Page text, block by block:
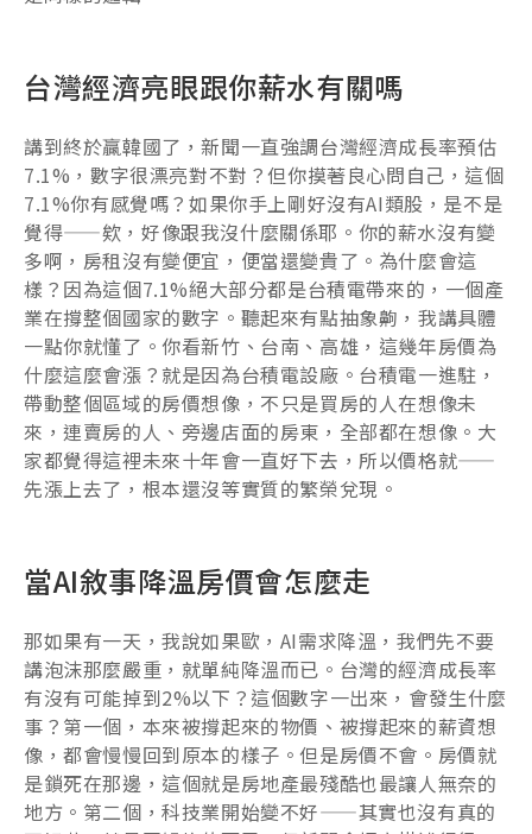
台灣經濟亮眼跟你薪水有關嗎
講到終於贏韓國了，新聞一直強調台灣經濟成長率預估
7.1%，數字很漂亮對不對？但你摸著良心問自己，這個
7.1%你有感覺嗎？如果你手上剛好沒有AI類股，是不是
覺得——欸，好像跟我沒什麼關係耶。你的薪水沒有變
多啊，房租沒有變便宜，便當還變貴了。為什麼會這
樣？因為這個7.1%絕大部分都是台積電帶來的，一個產
業在撐整個國家的數字。聽起來有點抽象齁，我講具體
一點你就懂了。你看新竹、台南、高雄，這幾年房價為
什麼這麼會漲？就是因為台積電設廠。台積電一進駐，
帶動整個區域的房價想像，不只是買房的人在想像未
來，連賣房的人、旁邊店面的房東，全部都在想像。大
家都覺得這裡未來十年會一直好下去，所以價格就——
先漲上去了，根本還沒等實質的繁榮兌現。
當AI敘事降溫房價會怎麼走
那如果有一天，我說如果歐，AI需求降溫，我們先不要
講泡沫那麼嚴重，就單純降溫而已。台灣的經濟成長率
有沒有可能掉到2%以下？這個數字一出來，會發生什麼
事？第一個，本來被撐起來的物價、被撐起來的薪資想
像，都會慢慢回到原本的樣子。但是房價不會。房價就
是鎖死在那邊，這個就是房地產最殘酷也最讓人無奈的
地方。第二個，科技業開始變不好——其實也沒有真的